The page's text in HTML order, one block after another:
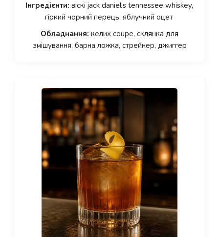
Інгредієнти: віскі jack daniel’s tennessee whiskey,
гіркий чорний перець, яблучний оцет
Обладнання: келих coupe, склянка для
змішування, барна ложка, стрейнер, джиггер